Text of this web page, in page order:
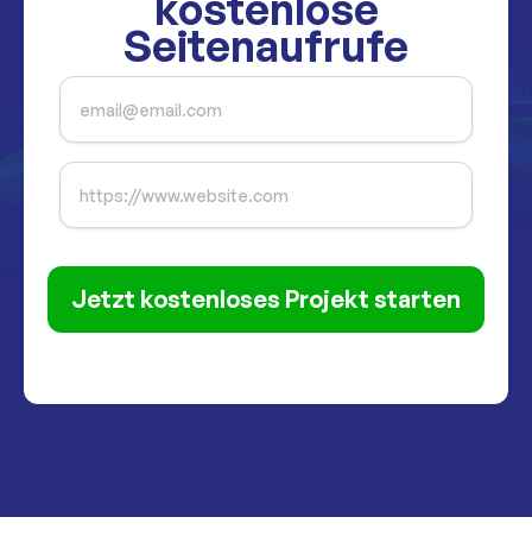
Seitenaufrufe
Jetzt kostenloses Projekt starten